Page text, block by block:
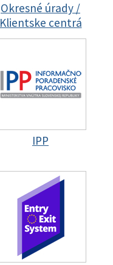
Okresné úrady /
Klientske centrá
IPP